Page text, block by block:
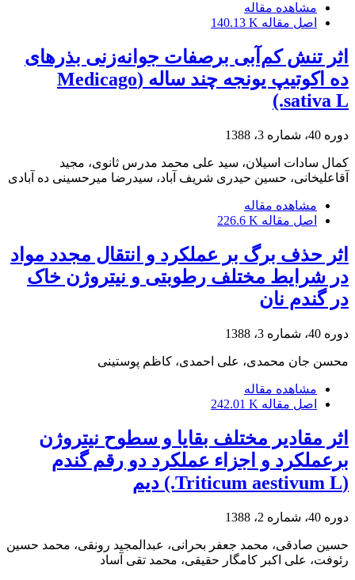
مشاهده مقاله
اصل مقاله 140.13 K
اثر تنش کم‌آبی برصفات جوانه‌زنی بذرهای
ده اکوتیپ یونجه چند ساله (Medicago
sativa L.)
دوره 40، شماره 3، 1388
کمال سادات اسیلان، سید علی محمد مدرس ثانوی، مجید
آقاعلیخانی، حسین حیدری شریف آباد، سیدرضا میرحسینی ده آبادی
مشاهده مقاله
اصل مقاله 226.6 K
اثر حذف برگ بر عملکرد و انتقال مجدد مواد
در شرایط مختلف رطوبتی و نیتروژن خاک
در گندم نان
دوره 40، شماره 3، 1388
محسن‌ جان محمدی، علی‌ احمدی، کاظم پوستینی
مشاهده مقاله
اصل مقاله 242.01 K
اثر مقادیر مختلف بقایا و سطوح نیتروژن
برعملکرد و اجزاء عملکرد دو رقم گندم
(Triticum aestivum L.) دیم
دوره 40، شماره 2، 1388
حسین صادقی، محمد جعفر بحرانی، عبدالمجید رونقی، محمد حسین
رئوفت، علی اکبر کامگار حقیقی، محمد تقی آساد